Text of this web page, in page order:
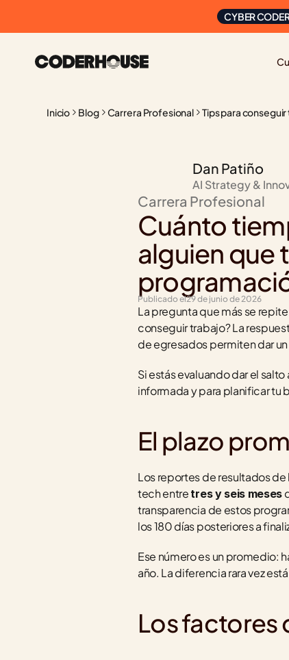
CYBER
Inicio Blog Carrera Profesional Tips para
Dan Patiño
AI Strategy &
Carrera Profesional
Cuánto
alguien que
Publicado el29 de junio de 2026
La pregunta que más se
conseguir trabajo? La
de egresados permiten dar
Si estás evaluando dar el
informada y para planificar tu
El plazo
Los reportes de resultados
tech entre tres y seis meses
transparencia de estos
los 180 días posteriores a
Ese número es un promedio:
año. La diferencia rara vez
Los factores